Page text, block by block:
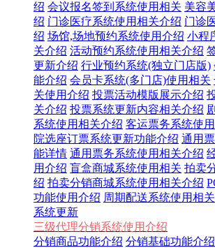
绍 会议报名签到系统使用相关 美容
绍 门诊医疗系统使用相关介绍 门诊
绍 场馆,场地预约系统使用介绍 小程
关介绍 活动预约系统使用相关介绍
更新介绍 行业预约系统(独立门店版)
能介绍 会员卡系统(多门店)使用相关
关使用介绍 投票活动模版展示介绍
关介绍 投票系统更新内容相关介绍
系统使用相关介绍 客运票务系统使
院选座订票系统更新功能介绍 通用
能详情 通用票务系统使用相关介绍
用介绍 盲盒商城系统使用相关 拍卖
绍 拍卖分销商城系统使用相关介绍
功能使用介绍 周期配送系统使用相
系统更新
三级代理分销系统使用介绍
分销商品功能介绍 分销基础功能介绍